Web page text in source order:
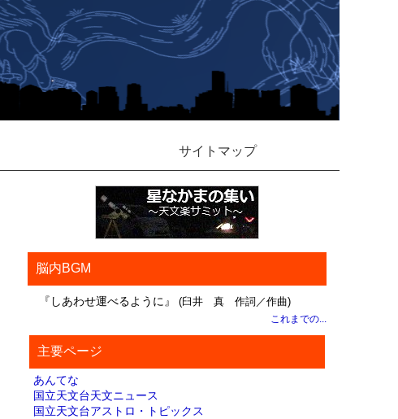
サイトマップ
脳内BGM
『しあわせ運べるように』 (臼井 真 作詞／作曲)
これまでの...
主要ページ
あんてな
国立天文台天文ニュース
国立天文台アストロ・トピックス